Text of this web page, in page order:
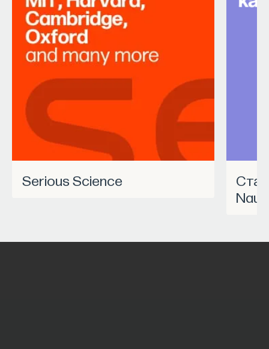
Serious Science
Станьте частью программы